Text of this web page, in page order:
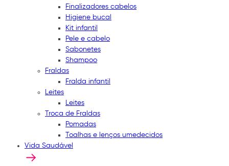
Finalizadores cabelos
Higiene bucal
Kit infantil
Pele e cabelo
Sabonetes
Shampoo
Fraldas
Fralda infantil
Leites
Leites
Troca de Fraldas
Pomadas
Toalhas e lenços umedecidos
Vida Saudável